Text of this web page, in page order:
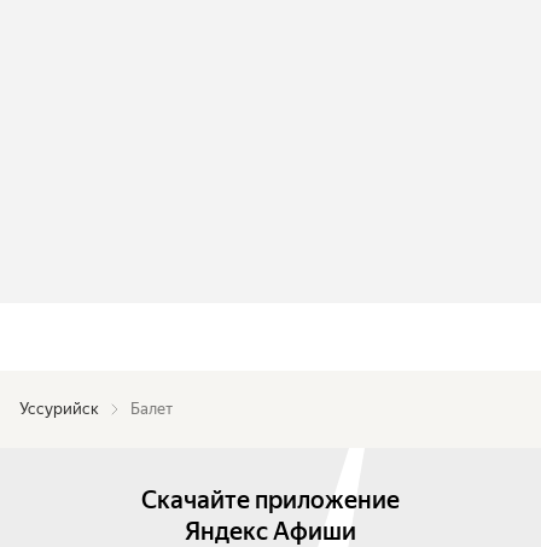
Уссурийск Балет
Скачайте приложение
Яндекс Афиши